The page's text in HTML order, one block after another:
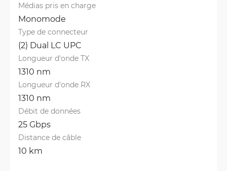
Médias pris en charge
Monomode
Type de connecteur
(2) Dual LC UPC
Longueur d'onde TX
1310 nm
Longueur d'onde RX
1310 nm
Débit de données
25 Gbps
Distance de câble
10 km